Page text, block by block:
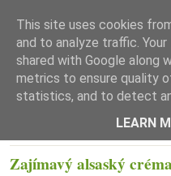
☰
Zajímavý alsaský
This site uses cookies
and to analyze traffic.
shared with Google along
metrics to ensure quality
statistics, and to detect
LEARN